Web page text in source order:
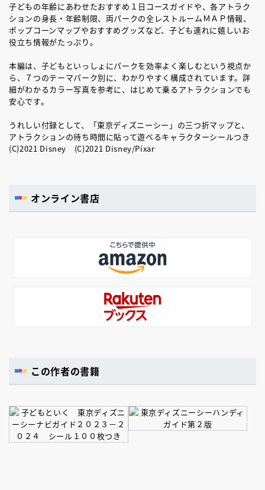
子どもの年齢にあわせたおすすめ１日コースガイドや、各アトラク
ションの身長・年齢制限、両パークの全レストルームＭＡＰ情報、
ポップコーンマップやおすすめグッズなど、子ども連れに嬉しいお
役立ち情報がたっぷり。
本編は、子どもといっしょにパークを効率よく楽しむという視点か
ら、７つのテーマパーク別に、わかりやすく構成されています。詳
細がわかるカラー写真を参考に、はじめて乗るアトラクションでも
安心です。
うれしい付録として、「東京ディズニーシー」の三つ折マップと、
アトラクションの待ち時間に貼って遊べるキャラクターシールつき
(C)2021 Disney (C)2021 Disney/Pixar
オンライン書店
この作者の書籍